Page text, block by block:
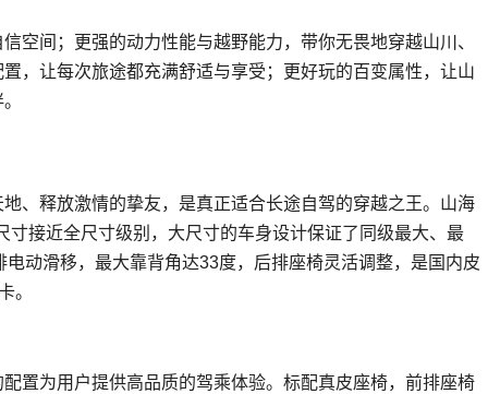
空间；更强的动力性能与越野能力，带你无畏地穿越山川、
，让每次旅途都充满舒适与享受；更好玩的百变属性，让山
、释放激情的挚友，是真正适合长途自驾的穿越之王。山海
接近全尺寸级别，大尺寸的车身设计保证了同级最大、最
动滑移，最大靠背角达33度，后排座椅灵活调整，是国内皮
。
置为用户提供高品质的驾乘体验。标配真皮座椅，前排座椅